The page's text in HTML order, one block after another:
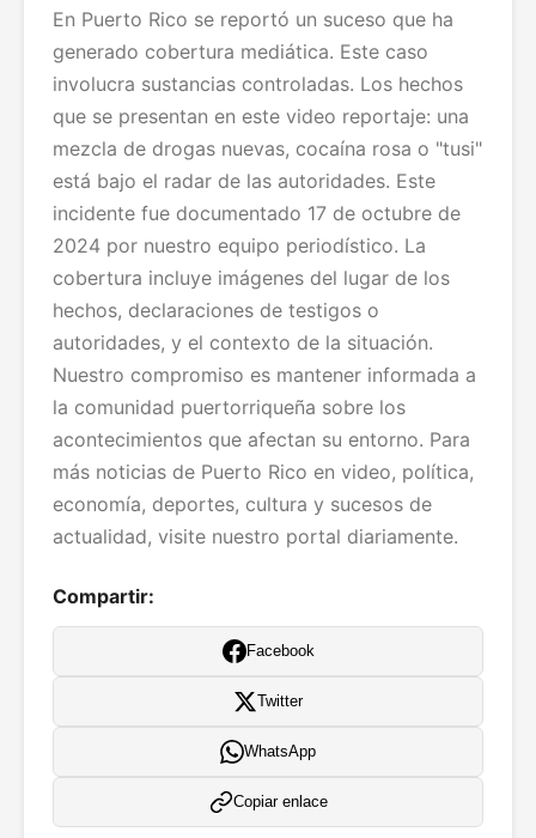
En Puerto Rico se reportó un suceso que ha
generado cobertura mediática. Este caso
involucra sustancias controladas. Los hechos
que se presentan en este video reportaje: una
mezcla de drogas nuevas, cocaína rosa o "tusi"
está bajo el radar de las autoridades. Este
incidente fue documentado 17 de octubre de
2024 por nuestro equipo periodístico. La
cobertura incluye imágenes del lugar de los
hechos, declaraciones de testigos o
autoridades, y el contexto de la situación.
Nuestro compromiso es mantener informada a
la comunidad puertorriqueña sobre los
acontecimientos que afectan su entorno. Para
más noticias de Puerto Rico en video, política,
economía, deportes, cultura y sucesos de
actualidad, visite nuestro portal diariamente.
Compartir:
Facebook
Twitter
WhatsApp
Copiar enlace